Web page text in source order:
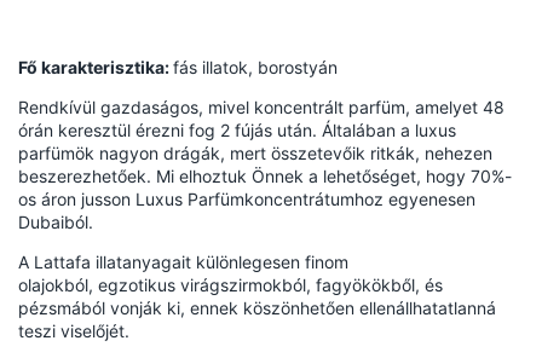
Fő karakterisztika:fás illatok, borostyán
Rendkívül gazdaságos, mivel koncentrált parfüm, amelyet 48
órán keresztül érezni fog 2 fújás után. Általában a luxus
parfümök nagyon drágák, mert összetevőik ritkák, nehezen
beszerezhetőek. Mi elhoztuk Önnek a lehetőséget, hogy 70%-
os áron jusson Luxus Parfümkoncentrátumhoz egyenesen
Dubaiból.
A Lattafa illatanyagait különlegesen finom
olajokból, egzotikus virágszirmokból, fagyökökből, és
pézsmából vonják ki, ennek köszönhetően ellenállhatatlanná
teszi viselőjét.